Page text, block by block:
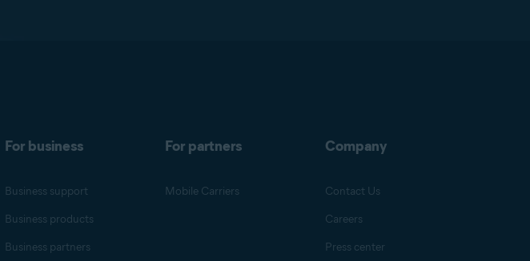
For business
Business support
Business products
Business partners
For partners
Mobile Carriers
Company
Contact Us
Careers
Press center